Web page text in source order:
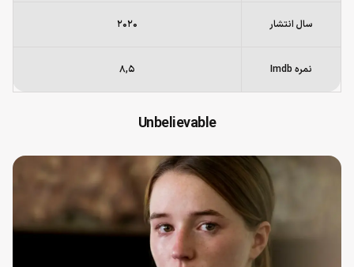
سال انتشار ۲۰۲۰
نمره Imdb ۸,۵
Unbelievable